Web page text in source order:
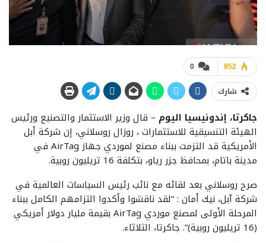
0 852
شارك
جاكرتا، إندونيسيا اليوم – قال وزير الاستثمار والتصنيع ورئيس
الهيئة التنسيقية للاستثمارات ، روزال روسلاني، إن شركة أبل
الأمريكية قد التزمت ببناء مصنع لموردي جهاز AirTag في
مدينة باتام، بمحافظ جزر رياو، بتكلفة 16 تريليون روبية.
صرح روسلاني بعد لقائه مع نائب رئيس السياسات العالمية في
شركة آبل، نيك أمان : “لقد ناقشوا وأكدوا التزامهم الكامل ببناء
المرحلة الأولى لمصنع موردي AirTag بقيمة مليار دولار أمريكي
(16 تريليون روبية)”. جاكرتا، الثلاثاء.